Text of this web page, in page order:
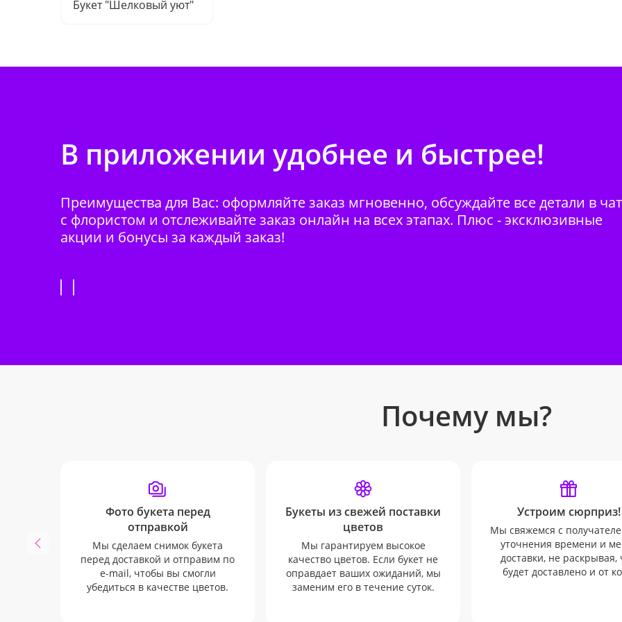
Букет "Шелковый уют"
В приложении удобнее и быстрее!
Преимущества для Вас: оформляйте заказ мгновенно, обсуждайте все детали в
с флористом и отслеживайте заказ онлайн на всех этапах. Плюс - эксклюзивные
акции и бонусы за каждый заказ!
Почему мы?
Фото букета перед
отправкой
Мы сделаем снимок букета
перед доставкой и отправим по
e-mail, чтобы вы смогли
убедиться в качестве цветов.
Букеты из свежей поставки
цветов
Мы гарантируем высокое
качество цветов. Если букет не
оправдает ваших ожиданий, мы
заменим его в течение суток.
Устроим сюрприз!
Мы свяжемся с
уточнения времени и
доставки, не раскрывая,
будет доставлено и от